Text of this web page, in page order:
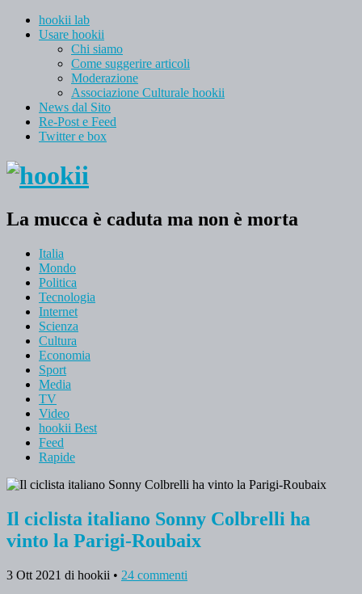
hookii lab
Usare hookii
Chi siamo
Come suggerire articoli
Moderazione
Associazione Culturale hookii
News dal Sito
Re-Post e Feed
Twitter e box
La mucca è caduta ma non è morta
Italia
Mondo
Politica
Tecnologia
Internet
Scienza
Cultura
Economia
Sport
Media
TV
Video
hookii Best
Feed
Rapide
Il ciclista italiano Sonny Colbrelli ha
vinto la Parigi-Roubaix
3 Ott 2021 di hookii • 24 commenti